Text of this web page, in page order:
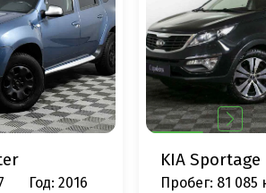
Год: 2016
KIA Sportage
Пробег: 81 085